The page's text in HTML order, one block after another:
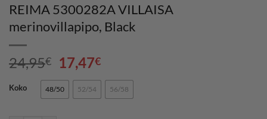
REIMA 5300282A VILLAISA
merinovillapipo, Black
24,95€
Alkuperäinen
hinta
oli:
24,95€.
17,47€Nykyinen
hinta
on:
17,47€.
Koko 48/50 52/54 56/58